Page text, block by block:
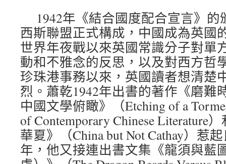
1942年《結合國度配合宣言》
西斯聯盟正式構成，中國成為英國
世界年夜戰以來英國常識分子對單
動和不雅念的反思，以及對西方哲
珍珠港事務以來，英國讀者想清楚
烈。蕭乾1942年出書的著作《磨
中國文學俯瞰》（Etching of a
of Contemporary Chinese Literature
華夏》（China but Not Cathay）惹
年，他又接連出書文集《龍須與藍